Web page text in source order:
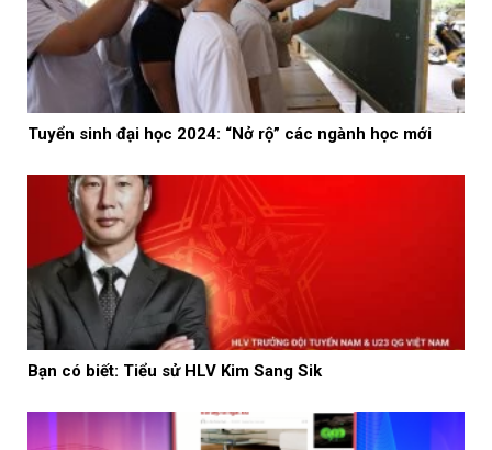
Tuyển sinh đại học 2024: “Nở rộ” các ngành học mới
Bạn có biết: Tiểu sử HLV Kim Sang Sik